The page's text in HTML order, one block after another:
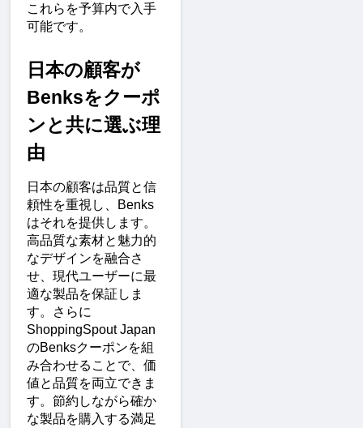
これらを予算内で入手
可能です。
日本の顧客が
Benksをクーポ
ンと共に選ぶ理
由
日本の顧客は品質と信
頼性を重視し、Benks
はそれを提供します。
高品質な素材と魅力的
なデザインを融合さ
せ、現代ユーザーに最
適な製品を保証しま
す。さらに
ShoppingSpout Japan
のBenksクーポンを組
み合わせることで、価
値と品質を両立できま
す。節約しながら確か
な製品を購入する満足